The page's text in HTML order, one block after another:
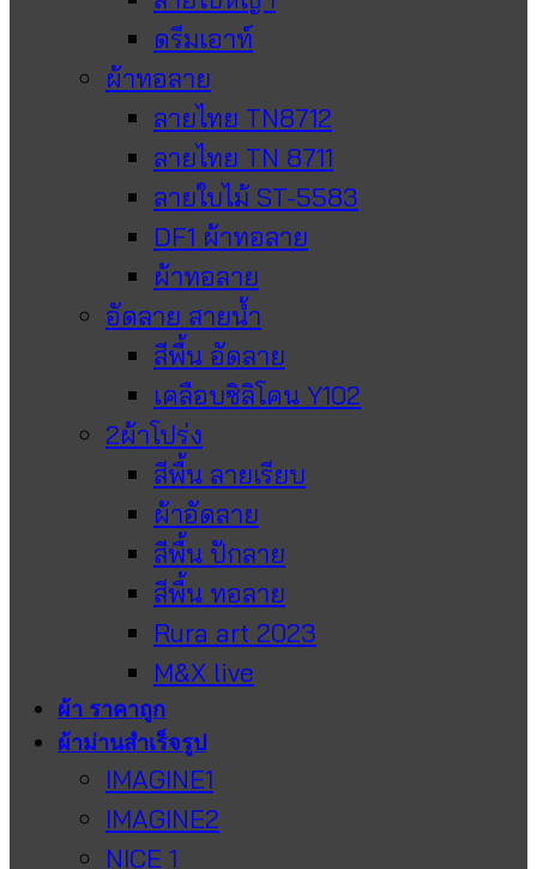
ดรีมเอาท์
ผ้าทอลาย
ลายไทย TN8712
ลายไทย TN 8711
ลายใบไม้ ST-5583
DF1 ผ้าทอลาย
ผ้าทอลาย
อัดลาย สายน้ำ
สีพื้น อัดลาย
เคลือบซิลิโคน Y102
2ผ้าโปร่ง
สีพื้น ลายเรียบ
ผ้าอัดลาย
สีพื้น ปักลาย
สีพื้น ทอลาย
Rura art 2023
M&X live
ผ้า ราคาถูก
ผ้าม่านสำเร็จรูป
IMAGINE1
IMAGINE2
NICE 1